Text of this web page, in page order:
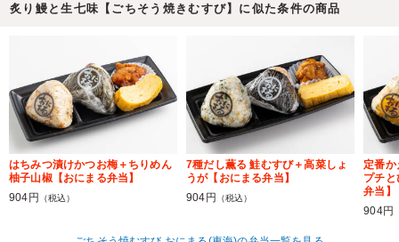
炙り鰻と生七味【ごちそう焼きむすび】に似た条件の商品
はちみつ漬けかつお梅＋ちりめん
柚子山椒【おにまる弁当】
904円
（税込）
7種だし薫る 鮭むすび＋高菜しょ
うが【おにまる弁当】
904円
（税込）
定番
プチ
弁当】
904円